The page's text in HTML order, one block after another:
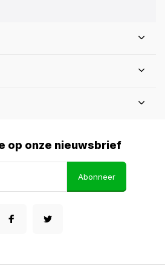
op onze nieuwsbrief
Abonneer